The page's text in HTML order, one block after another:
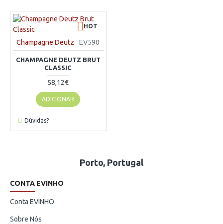
HOT
Champagne Deutz EV590
CHAMPAGNE DEUTZ BRUT
CLASSIC
58,12€
ADICIONAR
Dúvidas?
Porto, Portugal
CONTA EVINHO
Conta EVINHO
Sobre Nós